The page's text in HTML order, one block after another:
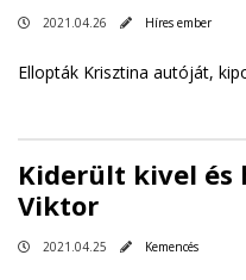
2021.04.26 Híres ember
Ellopták Krisztina autóját,
Kiderült kivel és
Viktor
2021.04.25 Kemencés